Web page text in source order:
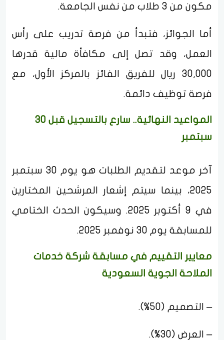
مكون من 3 طلاب من نفس الجامعة.
أما الجوائز، فتبدأ من فرصة تدريب على رأس
العمل، وقد تصل إلى مكافأة مالية قدرها
30,000 ريال للفريق الفائز بالمركز الأول، مع
فرصة توظيف دائمة.
المواعيد النهائية.. سارع بالتسجيل قبل 30
سبتمبر
آخر موعد لتقديم الطلبات هو يوم 30 سبتمبر
2025، بينما سيتم إشعار المرشحين المختارين
في 9 أكتوبر 2025. وسيكون الحدث الختامي
للمسابقة يوم 30 نوفمبر 2025.
معايير التقييم في مسابقة شركة خدمات
الملاحة الجوية السعودية
– التصميم (50%).
– العرض (30%).